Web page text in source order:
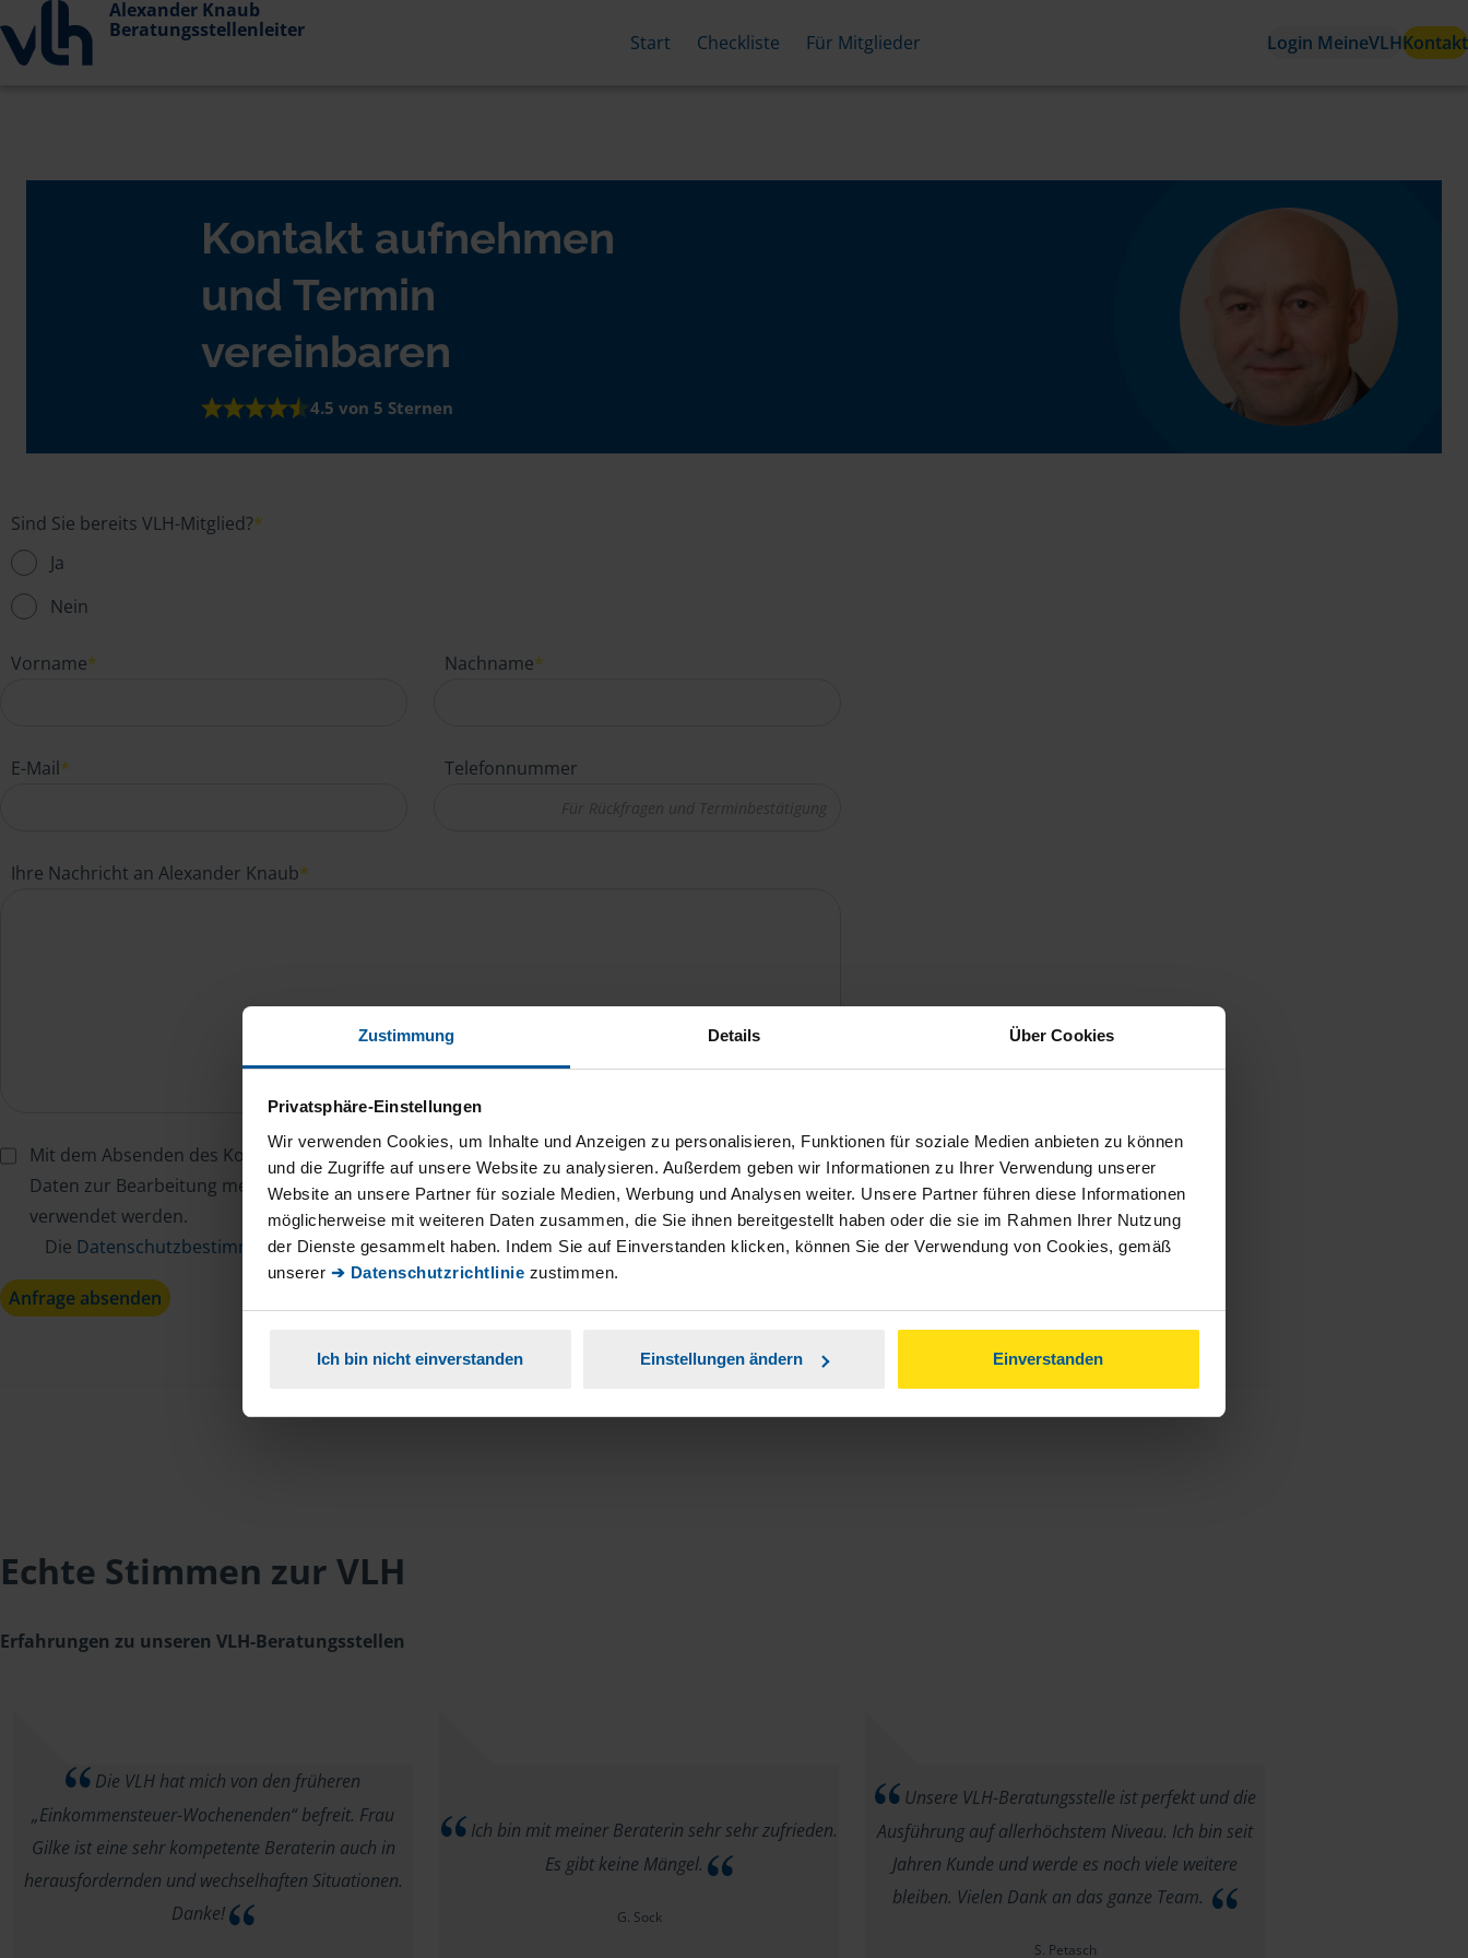
Zustimmung Details Über Cookies
Privatsphäre-Einstellungen
Wir verwenden Cookies, um Inhalte und Anzeigen zu personalisieren, Funktionen für soziale Medien anbieten zu können
und die Zugriffe auf unsere Website zu analysieren. Außerdem geben wir Informationen zu Ihrer Verwendung unserer
Website an unsere Partner für soziale Medien, Werbung und Analysen weiter. Unsere Partner führen diese Informationen
möglicherweise mit weiteren Daten zusammen, die Sie ihnen bereitgestellt haben oder die sie im Rahmen Ihrer Nutzung
der Dienste gesammelt haben. Indem Sie auf Einverstanden klicken, können Sie der Verwendung von Cookies, gemäß
unserer ➔ Datenschutzrichtlinie zustimmen.
Ich bin nicht einverstanden Einstellungen ändern Einverstanden
Alexander Knaub
Beratungsstellenleiter
Start Checkliste Für Mitglieder Login MeineVLHKontakt
Kontakt aufnehmen
und Termin
vereinbaren
4.5 von 5 Sternen
Sind Sie bereits VLH-Mitglied?*
Ja
Nein
Vorname* Nachname*
E-Mail* Telefonnummer
Ihre Nachricht an Alexander Knaub*
Mit dem Absenden des Kontaktformulars erkläre ich mich damit einverstanden, dass meine
Daten zur Bearbeitung meines Anliegens sowie zur internen Analyse der Zugriffsquelle
verwendet werden.
Die Datenschutzbestimmungenhabe ich zur Kenntnis genommen.*
Anfrage absenden
Echte Stimmen zur VLH
Erfahrungen zu unseren VLH-Beratungsstellen
Die VLH hat mich von den früheren
„Einkommensteuer-Wochenenden“ befreit. Frau
Gilke ist eine sehr kompetente Beraterin auch in
herausfordernden und wechselhaften Situationen.
Danke!
Ich bin mit meiner Beraterin sehr sehr zufrieden.
Es gibt keine Mängel.
G. Sock
Unsere VLH-Beratungsstelle ist perfekt und die
Ausführung auf allerhöchstem Niveau. Ich bin seit
Jahren Kunde und werde es noch viele weitere
bleiben. Vielen Dank an das ganze Team.
S. Petasch